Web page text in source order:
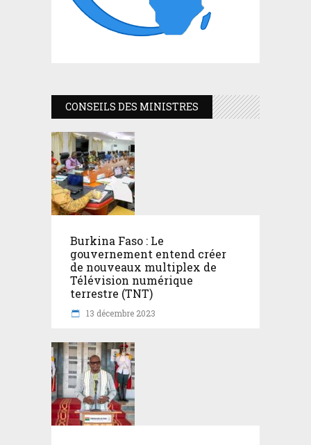
CONSEILS DES MINISTRES
Burkina Faso : Le
gouvernement entend créer
de nouveaux multiplex de
Télévision numérique
terrestre (TNT)
13 décembre 2023